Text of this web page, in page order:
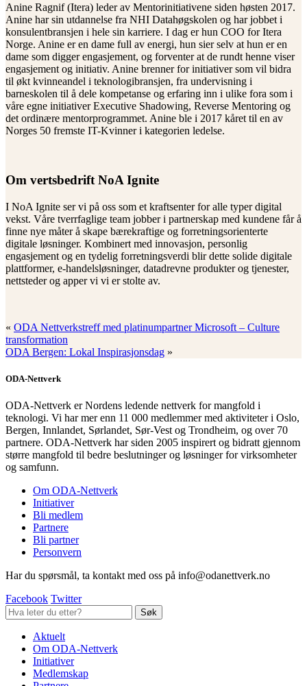
Anine Ragnif (Itera) leder av Mentorinitiativene siden høsten 2017.
Anine har sin utdannelse fra NHI Datahøgskolen og har jobbet i
konsulentbransjen i hele sin karriere. I dag er hun COO for Itera
Norge. Anine er en dame full av energi, hun sier selv at hun er en
dame som digger engasjement, og forventer at de rundt henne viser
engasjement og initiativ. Anine brenner for initiativer som vil bidra
til økt kvinneandel i teknologibransjen, fra undervisning i
barneskolen til å dele kompetanse og erfaring inn i ulike fora som i
våre egne initiativer Executive Shadowing, Reverse Mentoring og
det ordinære mentorprogrammet. Anine ble i 2017 kåret til en av
Norges 50 fremste IT-Kvinner i kategorien ledelse.
Om vertsbedrift NoA Ignite
I NoA Ignite ser vi på oss som et kraftsenter for alle typer digital
vekst. Våre tverrfaglige team jobber i partnerskap med kundene får å
finne nye måter å skape bærekraftige og forretningsorienterte
digitale løsninger. Kombinert med innovasjon, personlig
engasjement og en tydelig forretningsverdi blir dette solide digitale
plattformer, e-handelsløsninger, datadrevne produkter og tjenester,
nettsteder og apper vi vi er stolte av.
« ODA Nettverkstreff med platinumpartner Microsoft – Culture
transformation
ODA Bergen: Lokal Inspirasjonsdag »
ODA-Nettverk
ODA-Nettverk er Nordens ledende nettverk for mangfold i
teknologi. Vi har mer enn 11 000 medlemmer med aktiviteter i Oslo,
Bergen, Innlandet, Sørlandet, Sør-Vest og Trondheim, og over 70
partnere. ODA-Nettverk har siden 2005 inspirert og bidratt gjennom
større mangfold til bedre beslutninger og løsninger for virksomheter
og samfunn.
Om ODA-Nettverk
Initiativer
Bli medlem
Partnere
Bli partner
Personvern
Har du spørsmål, ta kontakt med oss på info@odanettverk.no
Facebook Twitter
Aktuelt
Om ODA-Nettverk
Initiativer
Medlemskap